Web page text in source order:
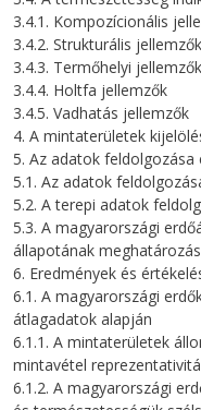
3.4.1. Kompozícionális
3.4.2. Strukturális jellemzők
3.4.3. Termőhelyi jellemzők
3.4.4. Holtfa jellemzők
3.4.5. Vadhatás jellemzők
4. A mintaterületek
5. Az adatok feldolgozása
5.1. Az adatok
5.2. A terepi adatok
5.3. A magyarországi
állapotának
6. Eredmények és
6.1. A magyarországi
átlagadatok alapján
6.1.1. A mintaterületek
mintavétel
6.1.2. A magyarországi